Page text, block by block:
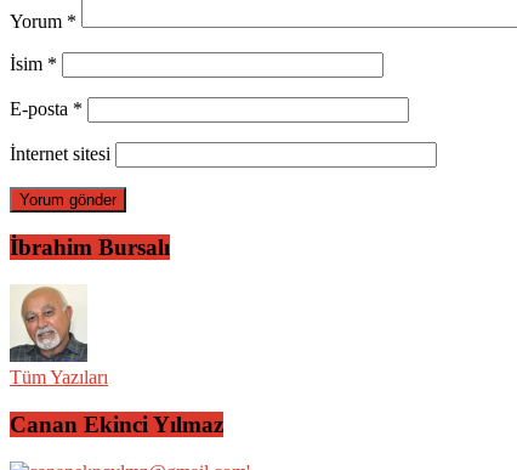
Yorum *
İsim *
E-posta *
İnternet sitesi
İbrahim Bursalı
Tüm Yazıları
Canan Ekinci Yılmaz